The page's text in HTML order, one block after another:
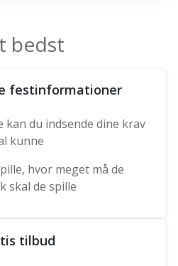
bedst
festinformationer
kan du indsende dine krav
kunne
hvor meget må de
skal de spille
tilbud